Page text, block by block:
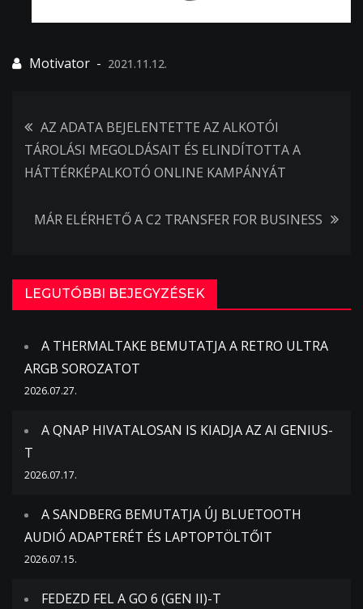
2021.11.12.
Bejegyzés
navigáció
AZ ADATA BEJELENTETTE AZ ALKOTÓI
TÁROLÁSI MEGOLDÁSAIT ÉS ELINDÍTOTTA A
HÁTTÉRKÉPALKOTÓ ONLINE KAMPÁNYÁT
MÁR ELÉRHETŐ A C2 TRANSFER FOR BUSINESS
LEGUTÓBBI BEJEGYZÉSEK
A THERMALTAKE BEMUTATJA A RETRO ULTRA
ARGB SOROZATOT
2026.07.27.
A QNAP HIVATALOSAN IS KIADJA AZ AI GENIUS-
T
2026.07.17.
A SANDBERG BEMUTATJA ÚJ BLUETOOTH
AUDIÓ ADAPTERÉT ÉS LAPTOPTÖLTŐIT
2026.07.15.
FEDEZD FEL A GO 6 (GEN II)-T